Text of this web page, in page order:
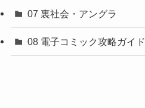
07 裏社会・アングラ
08 電子コミック攻略ガイド